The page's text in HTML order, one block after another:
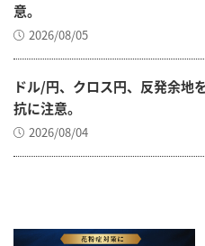
意。
2026/08/05
ドル/円、クロス円、反発余地
抗に注意。
2026/08/04